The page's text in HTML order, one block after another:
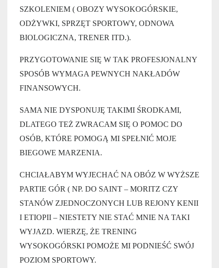
SZKOLENIEM ( OBOZY WYSOKOGÓRSKIE,
ODŻYWKI, SPRZĘT SPORTOWY, ODNOWA
BIOLOGICZNA, TRENER ITD.).
PRZYGOTOWANIE SIĘ W TAK PROFESJONALNY
SPOSÓB WYMAGA PEWNYCH NAKŁADÓW
FINANSOWYCH.
SAMA NIE DYSPONUJĘ TAKIMI ŚRODKAMI,
DLATEGO TEŻ ZWRACAM SIĘ O POMOC DO
OSÓB, KTÓRE POMOGĄ MI SPEŁNIĆ MOJE
BIEGOWE MARZENIA.
CHCIAŁABYM WYJECHAĆ NA OBÓZ W WYŻSZE
PARTIE GÓR ( NP. DO SAINT – MORITZ CZY
STANÓW ZJEDNOCZONYCH LUB REJONY KENII
I ETIOPII – NIESTETY NIE STAĆ MNIE NA TAKI
WYJAZD. WIERZĘ, ŻE TRENING
WYSOKOGÓRSKI POMOŻE MI PODNIEŚĆ SWÓJ
POZIOM SPORTOWY.